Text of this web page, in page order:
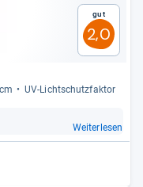
Gut
2,0
UV-​Licht­schutz­fak­tor
Weiterlesen